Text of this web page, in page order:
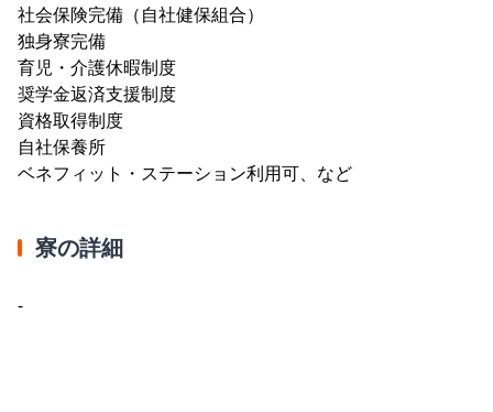
社会保険完備（自社健保組合）
独身寮完備
育児・介護休暇制度
奨学金返済支援制度
資格取得制度
自社保養所
ベネフィット・ステーション利用可、など
寮の詳細
-